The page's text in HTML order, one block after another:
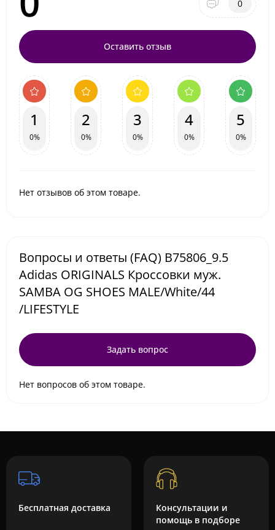
0
Оставить отзыв
1
0%
2
0%
3
0%
4
0%
5
0%
Нет отзывов об этом товаре.
Вопросы и ответы (FAQ) B75806_9.5
Adidas ORIGINALS Кроссовки муж.
SAMBA OG SHOES MALE/White/44
/LIFESTYLE
Задать вопрос
Нет вопросов об этом товаре.
Бесплатная доставка
Консультации и
помощь в подборе